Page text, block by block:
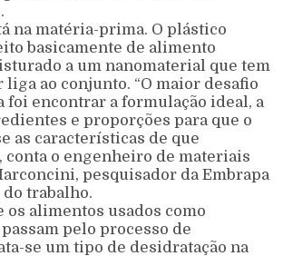
na matéria-prima. O plástico
basicamente de alimento
a um nanomaterial que tem
liga ao conjunto. “O maior desafio
foi encontrar a formulação ideal, a
e proporções para que o
as características de que
conta o engenheiro de materiais
pesquisador da Embrapa
trabalho.
os alimentos usados como
pelo processo de
se um tipo de desidratação na